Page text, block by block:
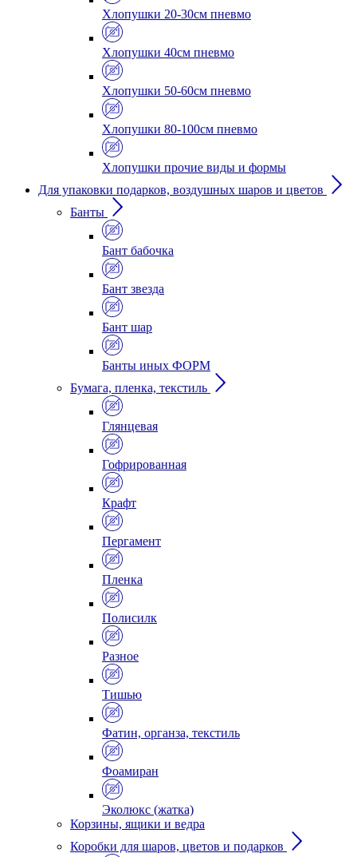
Хлопушки 20-30см пневмо
Хлопушки 40см пневмо
Хлопушки 50-60см пневмо
Хлопушки 80-100см пневмо
Хлопушки прочие виды и формы
Для упаковки подарков, воздушных шаров и цветов
Банты
Бант бабочка
Бант звезда
Бант шар
Банты иных ФОРМ
Бумага, пленка, текстиль
Глянцевая
Гофрированная
Крафт
Пергамент
Пленка
Полисилк
Разное
Тишью
Фатин, органза, текстиль
Фоамиран
Эколюкс (жатка)
Корзины, ящики и ведра
Коробки для шаров, цветов и подарков